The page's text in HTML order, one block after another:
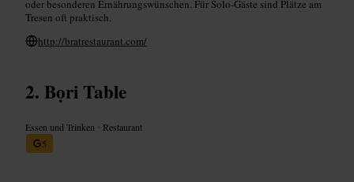
oder besonderen Ernährungswünschen. Für Solo-Gäste sind Plätze am
Tresen oft praktisch.
http://bratrestaurant.com/
Bọri Table
Essen und Trinken • Restaurant
5